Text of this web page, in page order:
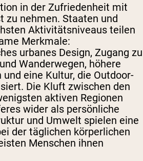
in der Zufriedenheit mit
zu nehmen. Staaten und
Aktivitätsniveaus teilen
Merkmale:
urbanes Design, Zugang zu
Wanderwegen, höhere
eine Kultur, die Outdoor-
Die Kluft zwischen den
aktiven Regionen
wider als persönliche
und Umwelt spielen eine
der täglichen körperlichen
Menschen ihnen